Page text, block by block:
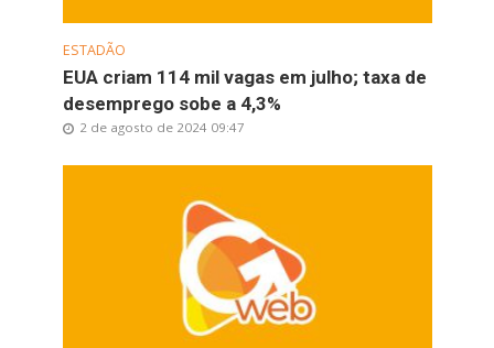
ESTADÃO
EUA criam 114 mil vagas em julho; taxa de
desemprego sobe a 4,3%
2 de agosto de 2024 09:47